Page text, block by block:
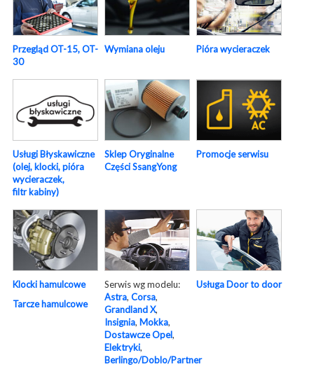
Przegląd OT-15, OT-
30
Wymiana oleju Pióra wycieraczek
Usługi Błyskawiczne
(olej, klocki, pióra
wycieraczek,
filtr kabiny)
Sklep Oryginalne
Części SsangYong
Promocje serwisu
Klocki hamulcowe
Tarcze hamulcowe
Serwis wg modelu:
Astra, Corsa,
Grandland X,
Insignia, Mokka,
Dostawcze Opel,
Elektryki,
Berlingo/Doblo/Partner
Usługa Door to door